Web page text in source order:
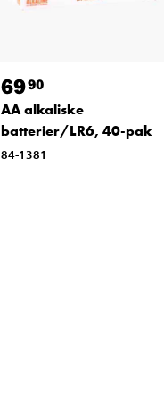
6990
AA alkaliske
batterier/LR6, 40-pak
84-1381